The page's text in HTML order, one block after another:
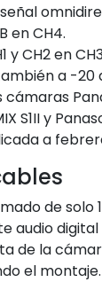
en CH4.
y CH2 en
a -20
S1II y
a
de solo
audio
de la
el montaje.